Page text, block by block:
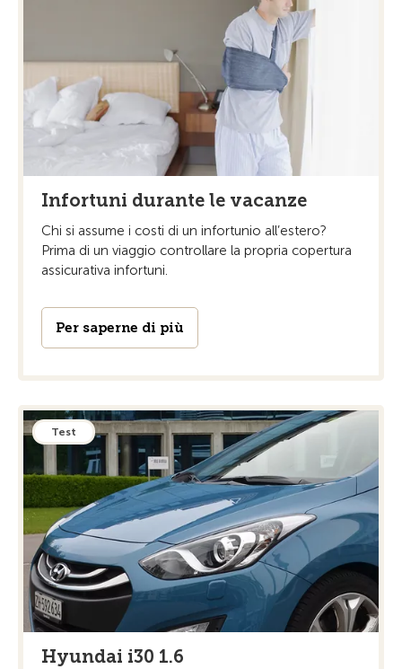
Infortuni durante le vacanze
Chi si assume i costi di un infortunio all’estero?
Prima di un viaggio controllare la propria copertura
assicurativa infortuni.
Per saperne di più
Test
Hyundai i30 1.6